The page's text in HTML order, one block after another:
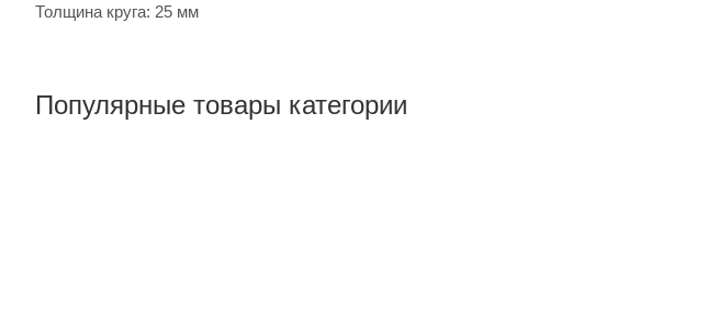
Толщина круга: 25 мм
Популярные товары категории